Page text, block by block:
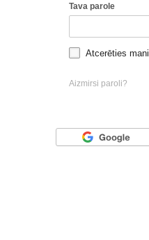
Tava parole
Atcerēties mani
Aizmirsi paroli?